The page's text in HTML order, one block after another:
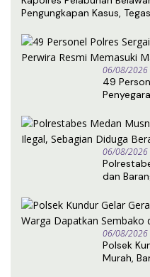
Pengungkapan Kasus,
06/08/2026
49
06/08/2026
dan
06/08/2026
Polsek
Murah,